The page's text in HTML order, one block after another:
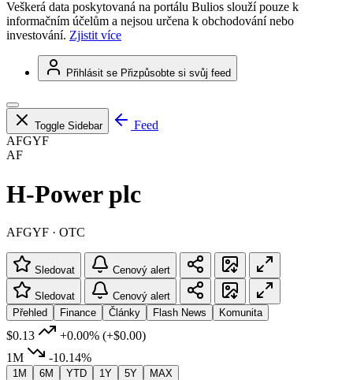
Veškerá data poskytovaná na portálu Bulios slouží pouze k
informačním účelům a nejsou určena k obchodování nebo
investování. Zjistit více
Přihlásit se Přizpůsobte si svůj feed
Toggle Sidebar
Feed
AFGYF
AF
H-Power plc
AFGYF · OTC
Sledovat Cenový alert
Sledovat
Cenový alert
Přehled
Finance Články Flash News Komunita
$0.13 +0.00% (+$0.00)
1M
-10.14%
1M 6M YTD 1Y 5Y MAX